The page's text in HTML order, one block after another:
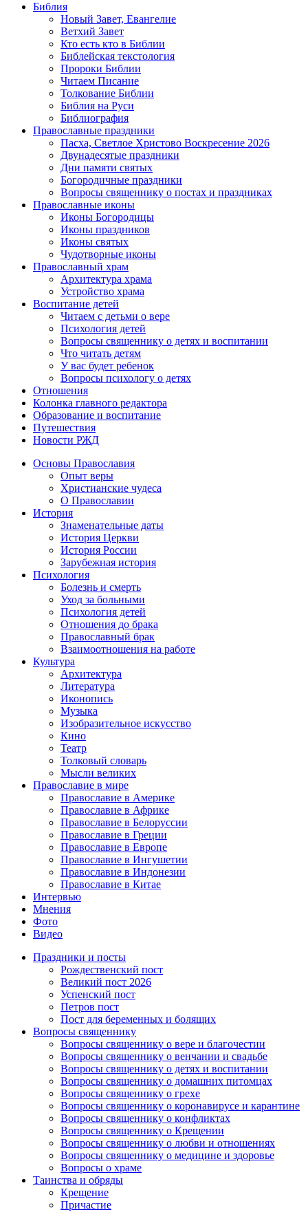
Библия
Новый Завет, Евангелие
Ветхий Завет
Кто есть кто в Библии
Библейская текстология
Пророки Библии
Читаем Писание
Толкование Библии
Библия на Руси
Библиография
Православные праздники
Пасха, Светлое Христово Воскресение 2026
Двунадесятые праздники
Дни памяти святых
Богородичные праздники
Вопросы священнику о постах и праздниках
Православные иконы
Иконы Богородицы
Иконы праздников
Иконы святых
Чудотворные иконы
Православный храм
Архитектура храма
Устройство храма
Воспитание детей
Читаем с детьми о вере
Психология детей
Вопросы священнику о детях и воспитании
Что читать детям
У вас будет ребенок
Вопросы психологу о детях
Отношения
Колонка главного редактора
Образование и воспитание
Путешествия
Новости РЖД
Основы Православия
Опыт веры
Христианские чудеса
О Православии
История
Знаменательные даты
История Церкви
История России
Зарубежная история
Психология
Болезнь и смерть
Уход за больными
Психология детей
Отношения до брака
Православный брак
Взаимоотношения на работе
Культура
Архитектура
Литература
Иконопись
Музыка
Изобразительное искусство
Кино
Театр
Толковый словарь
Мысли великих
Православие в мире
Православие в Америке
Православие в Африке
Православие в Белоруссии
Православие в Греции
Православие в Европе
Православие в Ингушетии
Православие в Индонезии
Православие в Китае
Интервью
Мнения
Фото
Видео
Праздники и посты
Рождественский пост
Великий пост 2026
Успенский пост
Петров пост
Пост для беременных и болящих
Вопросы священнику
Вопросы священнику о вере и благочестии
Вопросы священнику о венчании и свадьбе
Вопросы священнику о детях и воспитании
Вопросы священнику о домашних питомцах
Вопросы священнику о грехе
Вопросы священнику о коронавирусе и карантине
Вопросы священнику о конфликтах
Вопросы священнику о Крещении
Вопросы священнику о любви и отношениях
Вопросы священнику о медицине и здоровье
Вопросы о храме
Таинства и обряды
Крещение
Причастие